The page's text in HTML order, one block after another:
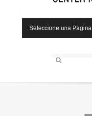
Seleccione una Pagina